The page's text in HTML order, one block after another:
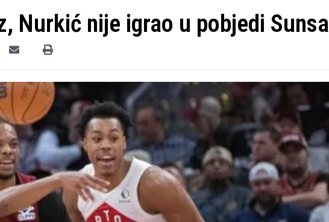
Nurkić nije igrao u pobjedi Sunsa